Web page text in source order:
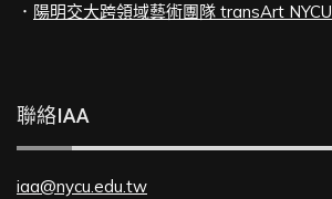
． 陽明交大跨領域藝術團隊 transArt NYCU
聯絡IAA
iaa@nycu.edu.tw